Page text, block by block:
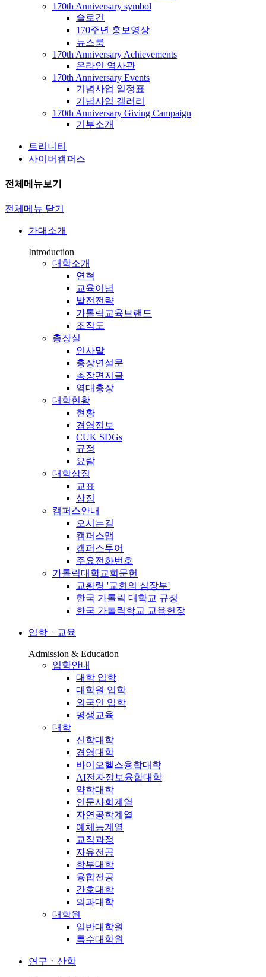
170th Anniversary symbol
슬로건
170주년 홍보영상
뉴스룸
170th Anniversary Achievements
온라인 역사관
170th Anniversary Events
기념사업 일정표
기념사업 갤러리
170th Anniversary Giving Campaign
기부소개
트리니티
사이버캠퍼스
전체메뉴보기
전체메뉴 닫기
가대소개
Introduction
대학소개
연혁
교육이념
발전전략
가톨릭교육브랜드
조직도
총장실
인사말
총장연설문
총장편지글
역대총장
대학현황
현황
경영정보
CUK SDGs
규정
요람
대학상징
교표
상징
캠퍼스안내
오시는길
캠퍼스맵
캠퍼스투어
주요전화번호
가톨릭대학교회문헌
교황령 '교회의 심장부'
한국 가톨릭 대학교 규정
한국 가톨릭학교 교육헌장
입학ㆍ교육
Admission & Education
입학안내
대학 입학
대학원 입학
외국인 입학
평생교육
대학
신학대학
경영대학
바이오헬스융합대학
AI전자정보융합대학
약학대학
인문사회계열
자연공학계열
예체능계열
교직과정
자유전공
학부대학
융합전공
간호대학
의과대학
대학원
일반대학원
특수대학원
연구ㆍ산학